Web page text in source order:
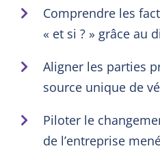
Comprendre les
« et si ? » grâce au
Aligner les parties
source unique de
Piloter le
de l’entreprise